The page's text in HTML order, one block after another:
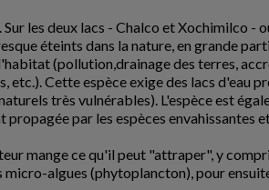
les deux lacs - Chalco et Xochimilco -
éteints dans la nature, en grande
(pollution,drainage des terres,
etc.). Cette espèce exige des lacs d'eau
très vulnérables). L'espèce est
par les espèces envahissantes
mange ce qu'il peut "attraper", y
algues (phytoplancton), pour